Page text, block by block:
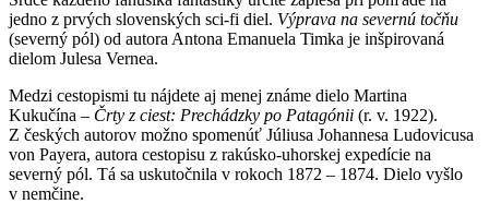
jedno z prvých slovenských sci-fi diel. Výprava na severnú točňu
(severný pól) od autora Antona Emanuela Timka je inšpirovaná
dielom Julesa Vernea.
Medzi cestopismi tu nájdete aj menej známe dielo Martina
Kukučína – Črty z ciest: Prechádzky po Patagónii (r. v. 1922).
Z českých autorov možno spomenúť Júliusa Johannesa Ludovicusa
von Payera, autora cestopisu z rakúsko-uhorskej expedície na
severný pól. Tá sa uskutočnila v rokoch 1872 – 1874. Dielo vyšlo
v nemčine.